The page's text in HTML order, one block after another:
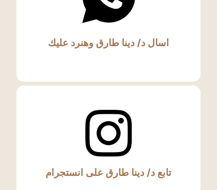
اسال د/ دينا طارق وهنرد عليك
تابع د/ دينا طارق على انستجرام